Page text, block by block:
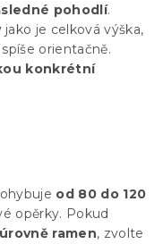
pohodlí.
jako je celková výška,
orientačně.
konkrétní
od 80 do 120
opěrky. Pokud
ramen, zvolte